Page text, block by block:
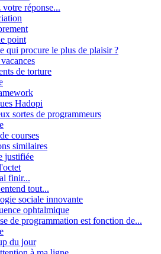
votre réponse...
point
qui procure le plus de plaisir ?
de torture
Hadopi
sortes de programmeurs
courses
similaires
justifiée
finir...
tout...
sociale innovante
ophtalmique
de programmation est fonction de...
du jour